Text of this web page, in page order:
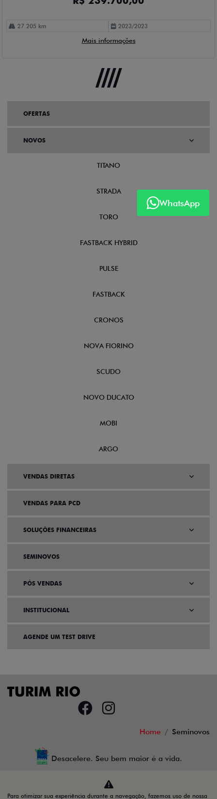
WhatsApp
OFERTAS
NOVOS
TITANO
STRADA
TORO
FASTBACK HYBRID
PULSE
FASTBACK
CRONOS
NOVA FIORINO
SCUDO
NOVO DUCATO
MOBI
ARGO
VENDAS DIRETAS
VENDAS PARA PCD
SOLUÇÕES FINANCEIRAS
SEMINOVOS
PÓS VENDAS
INSTITUCIONAL
AGENDE UM TEST DRIVE
Home Seminovos
Desacelere. Seu bem maior é a vida.
Para otimizar sua experiência durante a navegação, fazemos uso de nossa